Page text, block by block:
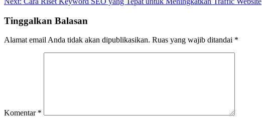
pos
Tinggalkan Balasan
Alamat email Anda tidak akan dipublikasikan. Ruas yang wajib ditandai *
Komentar *